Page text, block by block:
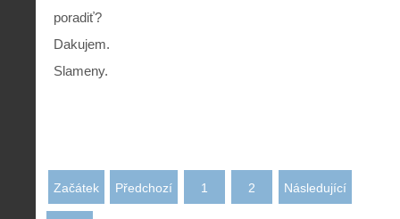
poradiť?
Dakujem.
Slameny.
Začátek Předchozí 1 2 Následující